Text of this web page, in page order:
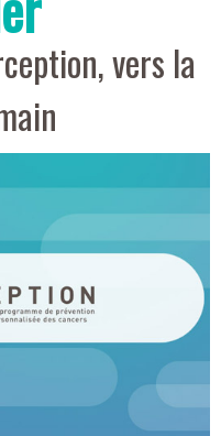
vers la